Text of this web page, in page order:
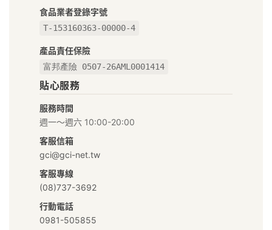
地
好
物
市
集
｜
給
你
安
食品業者登錄字號
T-153160363-00000-4
產品責任保險
富邦產險 0507-26AML0001414
貼心服務
服務時間
週一～週六 10:00-20:00
客服信箱
gci@gci-net.tw
客服專線
(08)737-3692
行動電話
0981-505855